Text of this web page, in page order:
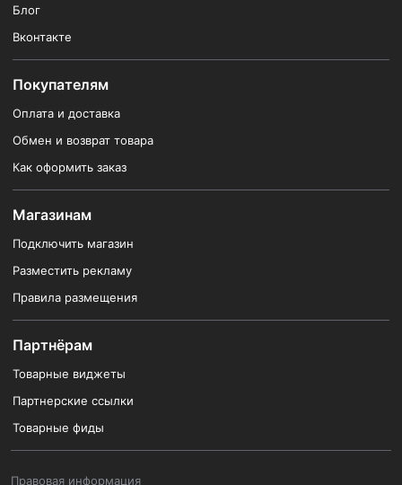
Блог
Вконтакте
Покупателям
Оплата и доставка
Обмен и возврат товара
Как оформить заказ
Магазинам
Подключить магазин
Разместить рекламу
Правила размещения
Партнёрам
Товарные виджеты
Партнерские ссылки
Товарные фиды
Правовая информация